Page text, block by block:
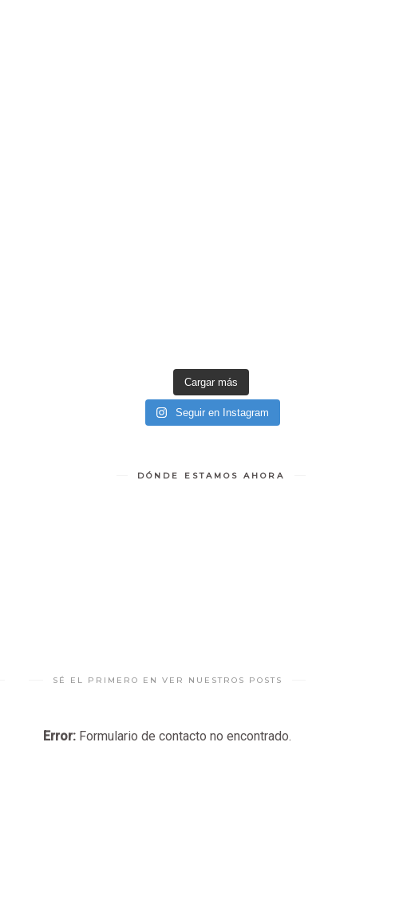
Cargar más
Seguir en Instagram
DÓNDE ESTAMOS AHORA
SÉ EL PRIMERO EN VER NUESTROS POSTS
Error: Formulario de contacto no encontrado.